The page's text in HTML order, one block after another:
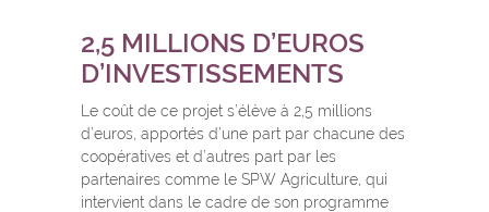
2,5 MILLIONS D’EUROS
D’INVESTISSEMENTS
Le coût de ce projet s’élève à 2,5 millions
d’euros, apportés d’une part par chacune des
coopératives et d’autres part par les
partenaires comme le SPW Agriculture, qui
intervient dans le cadre de son programme